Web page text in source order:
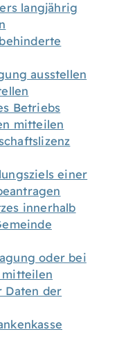
langjährig
ausstellen
Betriebs
mitteilen
einer
innerhalb
oder bei
mitteilen
Daten der